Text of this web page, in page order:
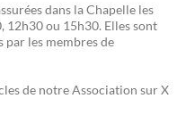
dans la Chapelle les
12h30 ou 15h30. Elles sont
par les membres de
de notre Association sur X